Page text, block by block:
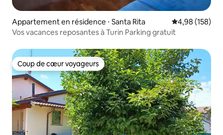
Appartement en résidence ⋅ Santa Rita Évaluation
4,98 (158)
Vos vacances reposantes à Turin Parking gratuit
Coup de cœur voyageurs
Coup de cœur voyageurs